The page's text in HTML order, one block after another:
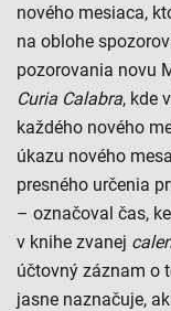
nového mesiaca,
na oblohe
pozorovania novu
Curia Calabra, kde
každého nového
úkazu nového
presného určenia
– označoval čas,
v knihe zvanej
účtovný záznam o
jasne naznačuje,